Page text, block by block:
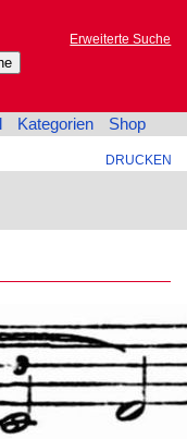
Erweiterte Suche
Kategorien Shop
DRUCKEN